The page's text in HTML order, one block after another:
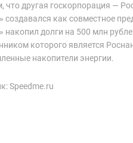
что другая госкорпорация —
создавался как совместное
накопил долги на 500 млн
которого является
накопители энергии.
Speedme.ru